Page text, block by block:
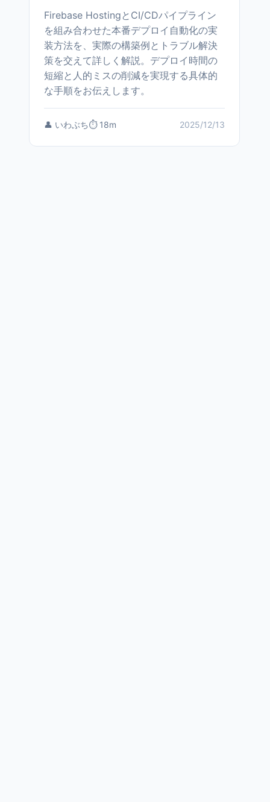
Firebase HostingとCI/CDパイプライン
を組み合わせた本番デプロイ自動化の実
装方法を、実際の構築例とトラブル解決
策を交えて詳しく解説。デプロイ時間の
短縮と人的ミスの削減を実現する具体的
な手順をお伝えします。
👤 いわぶち⏱️ 18m 2025/12/13